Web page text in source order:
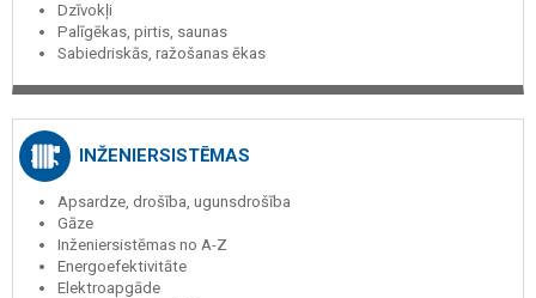
Dzīvokļi
Palīgēkas, pirtis, saunas
Sabiedriskās, ražošanas ēkas
INŽENIERSISTĒMAS
Apsardze, drošība, ugunsdrošība
Gāze
Inženiersistēmas no A-Z
Energoefektivitāte
Elektroapgāde